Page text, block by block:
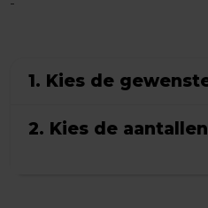
1. Kies de
2. Kies de